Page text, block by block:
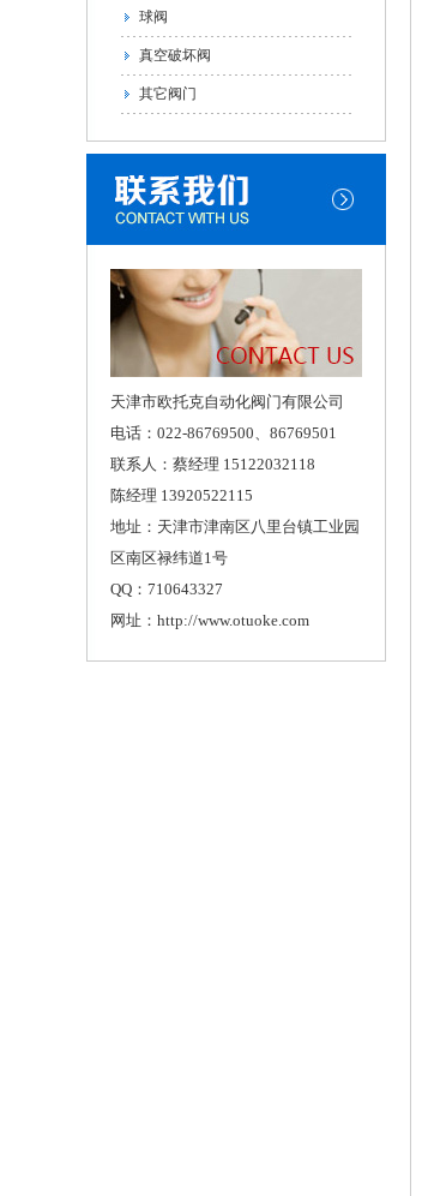
球阀
真空破坏阀
其它阀门
天津市欧托克自动化阀门有限公司
电话：022-86769500、86769501
联系人：蔡经理 15122032118
陈经理 13920522115
地址：天津市津南区八里台镇工业园
区南区禄纬道1号
QQ：710643327
网址：http://www.otuoke.com